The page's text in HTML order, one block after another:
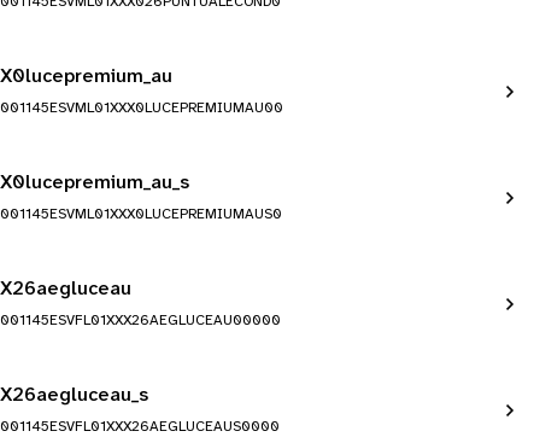
X0lucepremium_au
001145ESVML01XXX0LUCEPREMIUMAU00
X0lucepremium_au_s
001145ESVML01XXX0LUCEPREMIUMAUS0
X26aegluceau
001145ESVFL01XXX26AEGLUCEAU00000
X26aegluceau_s
001145ESVFL01XXX26AEGLUCEAUS0000